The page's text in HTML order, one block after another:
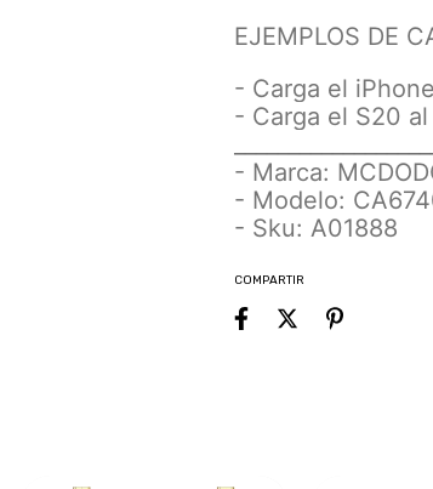
EJEMPLOS DE
- Carga el
- Carga el S20
- Marca:
- Modelo:
- Sku: A01888
COMPARTIR